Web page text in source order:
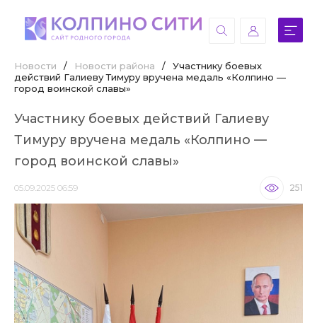
Новости / Новости района /
Участнику боевых
действий Галиеву Тимуру вручена медаль «Колпино —
город воинской славы»
Участнику боевых действий Галиеву
Тимуру вручена медаль «Колпино —
город воинской славы»
05.09.2025 06:59 251